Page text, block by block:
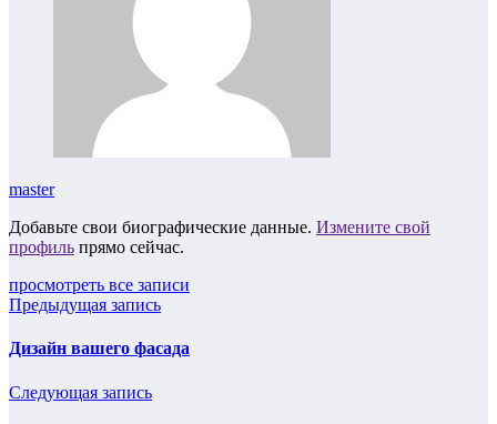
master
Добавьте свои биографические данные. Измените свой
профиль прямо сейчас.
просмотреть все записи
Предыдущая запись
Дизайн вашего фасада
Следующая запись